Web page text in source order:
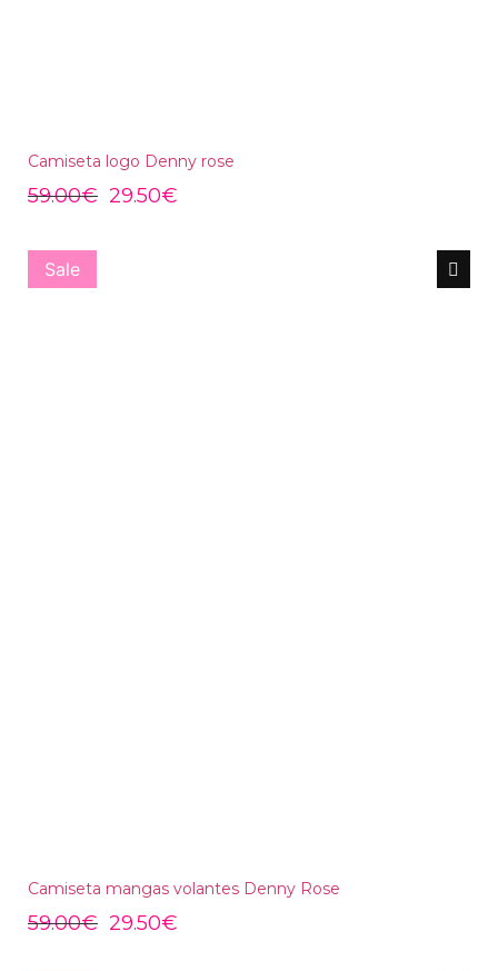
Camiseta logo Denny rose
59.00€ 29.50€
Sale
Camiseta mangas volantes Denny Rose
59.00€ 29.50€